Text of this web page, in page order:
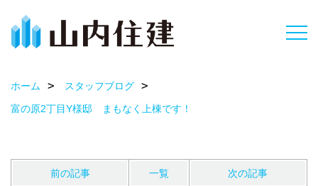
ホーム
スタッフブログ
富の原2丁目Y様邸 まもなく上棟です！
前の記事 一覧 次の記事